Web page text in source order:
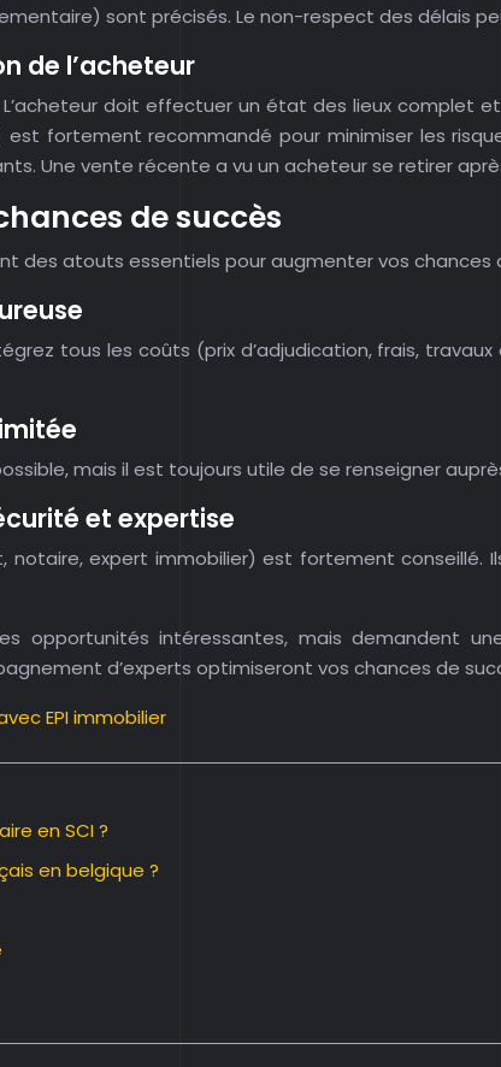
sont précisés. Le non-respect des délais
de l’acheteur
doit effectuer un état des lieux complet
fortement recommandé pour minimiser les
Une vente récente a vu un acheteur se retirer
de succès
des atouts essentiels pour augmenter vos chances
tous les coûts (prix d’adjudication, frais,
mais il est toujours utile de se renseigner
et expertise
notaire, expert immobilier) est fortement
opportunités intéressantes, mais demandent
d’experts optimiseront vos chances de
EPI immobilier
en SCI ?
en belgique ?